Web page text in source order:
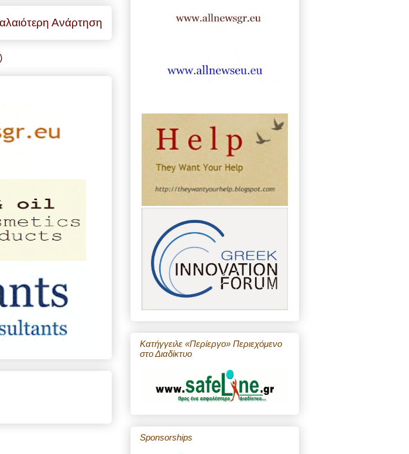
Ανάρτηση
Κατήγγειλε «Περίεργο» Περιεχόμενο
στο Διαδίκτυο
Sponsorships